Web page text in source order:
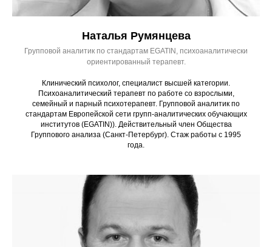
Наталья Румянцева
Групповой аналитик по стандартам EGATIN, психоаналитически
ориентированный терапевт.
Клинический психолог, специалист высшей категории.
Психоаналитический терапевт по работе со взрослыми,
семейный и парный психотерапевт. Групповой аналитик по
стандартам Европейской сети групп-аналитических обучающих
институтов (EGATIN)). Действительный член Общества
Группового анализа (Санкт-Петербург). Стаж работы с 1995
года.